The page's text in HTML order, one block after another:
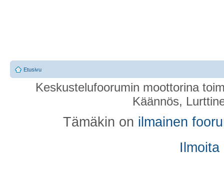
Etusivu
Keskustelufoorumin moottorina
Käännös,
Tämäkin on ilmainen